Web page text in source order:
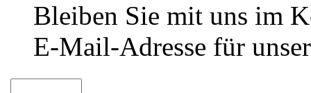
Bleiben Sie mit uns im
E-Mail-Adresse für